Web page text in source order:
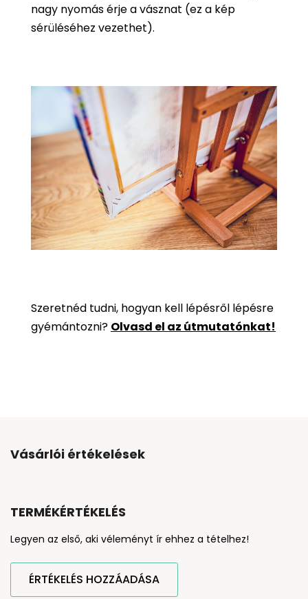
nagy nyomás érje a vásznat (ez a kép
sérüléséhez vezethet).
Szeretnéd tudni, hogyan kell lépésről lépésre
gyémántozni? Olvasd el az útmutatónkat!
Vásárlói értékelések
TERMÉKÉRTÉKELÉS
Legyen az első, aki véleményt ír ehhez a tételhez!
ÉRTÉKELÉS HOZZÁADÁSA